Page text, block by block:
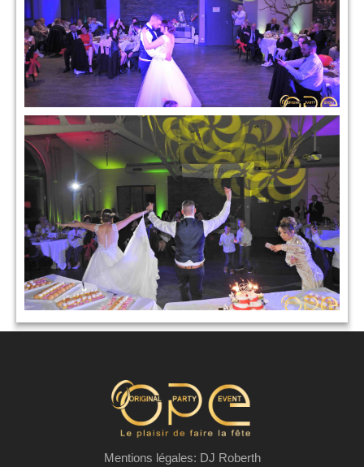
Mentions légales: DJ Roberth